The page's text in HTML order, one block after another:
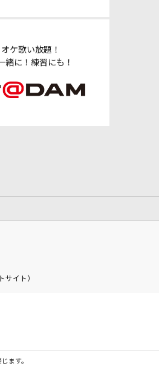
ケ歌い放題！
緒に！練習にも！
サイト）
ます。